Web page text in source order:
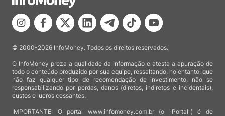
© 2000-2026 InfoMoney. Todos os direitos reservados.
O InfoMoney preza a qualidade da informação e atesta a apuração de
todo o conteúdo produzido por sua equipe, ressaltando, no entanto, que
não faz qualquer tipo de recomendação de investimento, não se
responsabilizando por perdas, danos (diretos, indiretos e incidentais),
custos e lucros cessantes.
IMPORTANTE: O portal www.infomoney.com.br (o "Portal") é de